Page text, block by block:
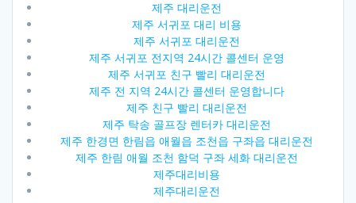
제주 대리운전
제주 서귀포 대리 비용
제주 서귀포 대리운전
제주 서귀포 전지역 24시간 콜센터 운영
제주 서귀포 친구 빨리 대리운전
제주 전 지역 24시간 콜센터 운영합니다
제주 친구 빨리 대리운전
제주 탁송 골프장 렌터카 대리운전
제주 한경면 한림읍 애월읍 조천읍 구좌읍 대리운전
제주 한림 애월 조천 함덕 구좌 세화 대리운전
제주대리비용
제주대리운전